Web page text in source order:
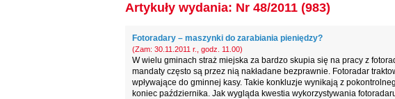
Artykuły wydania: Nr 48/2011 (983)
Fotoradary – maszynki do zarabiania pieniędzy?
(Zam: 30.11.2011 r., godz. 11.00)
W wielu gminach straż miejska za bardzo skupia się na pracy z
mandaty często są przez nią nakładane bezprawnie. Fotoradar
wpływające do gminnej kasy. Takie konkluzje wynikają z
koniec października. Jak wygląda kwestia wykorzystywania